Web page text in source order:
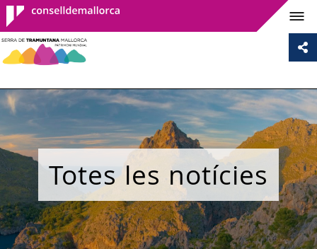
Consell de
Mallorca
Totes les notícies